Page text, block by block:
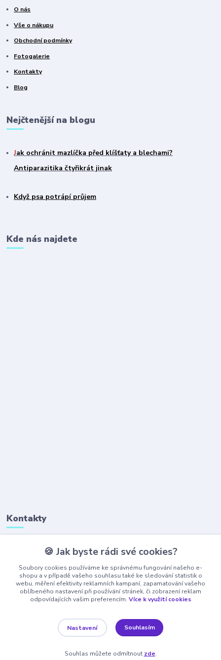
O nás
Vše o nákupu
Obchodní podmínky
Fotogalerie
Kontakty
Blog
Nejčtenější na blogu
Jak ochránit mazlíčka před klíšťaty a blechami?
Antiparazitika čtyřikrát jinak
Když psa potrápí průjem
Kde nás najdete
Kontakty
+420 777 323 641
(Po-Pá, 8-16 hod.)
obchod@ajaxshop.cz
Vytvořeno na Eshop-rychle.cz
🍪 Jak byste rádi své cookies?
Soubory cookies používáme ke správnému fungování našeho e-
shopu a v případě vašeho souhlasu také ke sledování statistik o
webu, měření efektivity reklamních kampaní, zapamatování vašeho
oblíbeného nastavení při používání stránek, či zobrazení reklam
odpovídajících vašim preferencím. Více k využití cookies
Nastavení Souhlasím
Souhlas můžete odmítnout zde.